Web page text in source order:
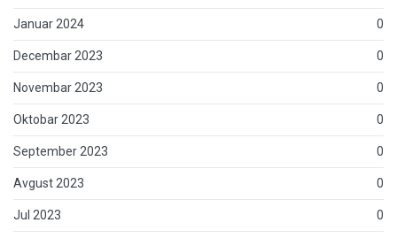
Januar 2024 0
Decembar 2023 0
Novembar 2023 0
Oktobar 2023 0
September 2023 0
Avgust 2023 0
Jul 2023 0